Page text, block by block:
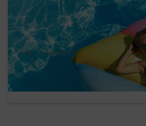
4 min. | Sébastien V.
Votre check-list économies